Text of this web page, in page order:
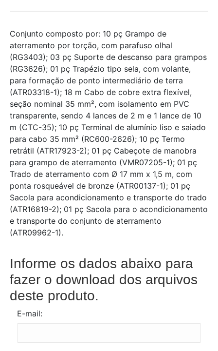
Conjunto composto por: 10 pç Grampo de
aterramento por torção, com parafuso olhal
(RG3403); 03 pç Suporte de descanso para grampos
(RG3626); 01 pç Trapézio tipo sela, com volante,
para formação de ponto intermediário de terra
(ATR03318-1); 18 m Cabo de cobre extra flexível,
seção nominal 35 mm², com isolamento em PVC
transparente, sendo 4 lances de 2 m e 1 lance de 10
m (CTC-35); 10 pç Terminal de alumínio liso e saiado
para cabo 35 mm² (RC600-2626); 10 pç Termo
retrátil (ATR17923-2); 01 pç Cabeçote de manobra
para grampo de aterramento (VMR07205-1); 01 pç
Trado de aterramento com Ø 17 mm x 1,5 m, com
ponta rosqueável de bronze (ATR00137-1); 01 pç
Sacola para acondicionamento e transporte do trado
(ATR16819-2); 01 pç Sacola para o acondicionamento
e transporte do conjunto de aterramento
(ATR09962-1).
Informe os dados abaixo para
fazer o download dos arquivos
deste produto.
E-mail: